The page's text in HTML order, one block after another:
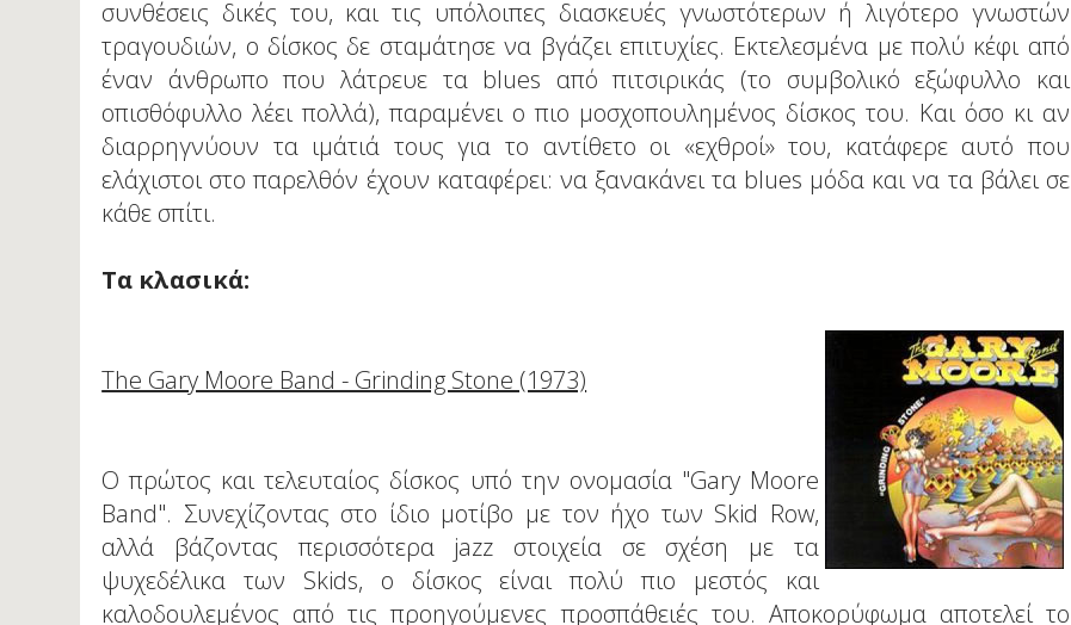
συνθέσεις δικές του, και τις υπόλοιπες διασκευές γνωστότερων ή λιγότερο γνωστών
τραγουδιών, ο δίσκος δε σταμάτησε να βγάζει επιτυχίες. Εκτελεσμένα με πολύ κέφι από
έναν άνθρωπο που λάτρευε τα blues από πιτσιρικάς (το συμβολικό εξώφυλλο και
οπισθόφυλλο λέει πολλά), παραμένει ο πιο μοσχοπουλημένος δίσκος του. Και όσο κι αν
διαρρηγνύουν τα ιμάτιά τους για το αντίθετο οι «εχθροί» του, κατάφερε αυτό που
ελάχιστοι στο παρελθόν έχουν καταφέρει: να ξανακάνει τα blues μόδα και να τα βάλει σε
κάθε σπίτι.
Τα κλασικά:
The Gary Moore Band - Grinding Stone (1973)
Ο πρώτος και τελευταίος δίσκος υπό την ονομασία "Gary Moore
Band". Συνεχίζοντας στο ίδιο μοτίβο με τον ήχο των Skid Row,
αλλά βάζοντας περισσότερα jazz στοιχεία σε σχέση με τα
ψυχεδέλικα των Skids, ο δίσκος είναι πολύ πιο μεστός και
καλοδουλεμένος από τις προηγούμενες προσπάθειές του. Αποκορύφωμα αποτελεί το